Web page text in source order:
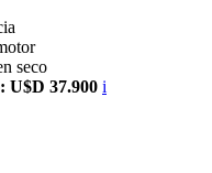
seco
U$D 37.900 i